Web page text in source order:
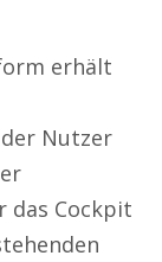
erhält
Nutzer
das Cockpit